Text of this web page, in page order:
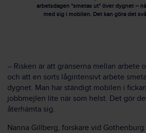
arbetsdagen "smetas ut" över dygnet –
med sig i mobilen. Det kan göra det
– ­Risken är att gränserna mellan arbete
och att en sorts lågintensivt arbete
dygnet. Man har ständigt mobilen i
jobbmejlen lite när som helst. Det gör
återhämta sig.
Nanna Gillberg, forskare vid Gothenburg